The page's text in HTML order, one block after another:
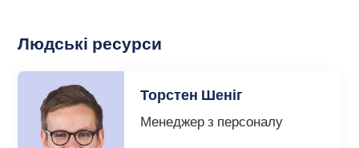
Людські ресурси
Торстен Шеніг
Менеджер з персоналу